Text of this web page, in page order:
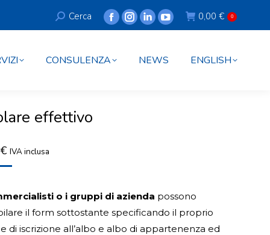
Search:
Cerca
Facebook
opens
Instagram
opens
Linkedin
opens
YouTube
opens
0,00 € 0
CONSULENZA NEWS ENGLISH
effettivo
€ IVA inclusa
o i gruppi di azienda possono
il form sottostante specificando il proprio
di iscrizione all’albo e albo di appartenenza ed
CONSULENZA NEWS ENGLISH